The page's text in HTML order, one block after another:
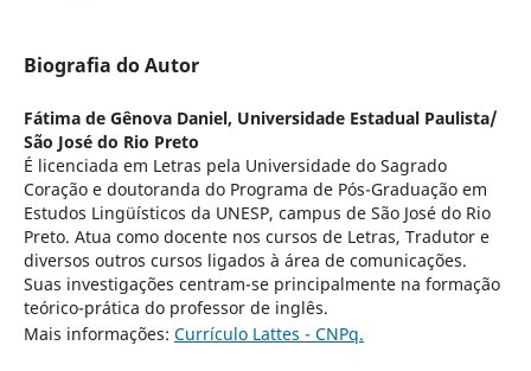
Biografia do Autor
Fátima de Gênova Daniel, Universidade Estadual Paulista/
São José do Rio Preto
É licenciada em Letras pela Universidade do Sagrado
Coração e doutoranda do Programa de Pós-Graduação em
Estudos Lingüísticos da UNESP, campus de São José do Rio
Preto. Atua como docente nos cursos de Letras, Tradutor e
diversos outros cursos ligados à área de comunicações.
Suas investigações centram-se principalmente na formação
teórico-prática do professor de inglês.
Mais informações: Currículo Lattes - CNPq.